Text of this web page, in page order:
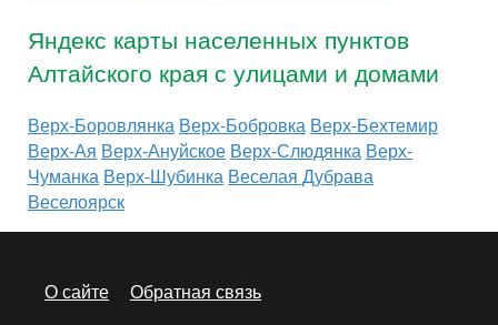
Яндекс карты населенных пунктов
Алтайского края с улицами и домами
Верх-Боровлянка Верх-Бобровка Верх-Бехтемир
Верх-Ая Верх-Ануйское Верх-Слюдянка Верх-
Чуманка Верх-Шубинка Веселая Дубрава
Веселоярск
О сайте
Обратная связь